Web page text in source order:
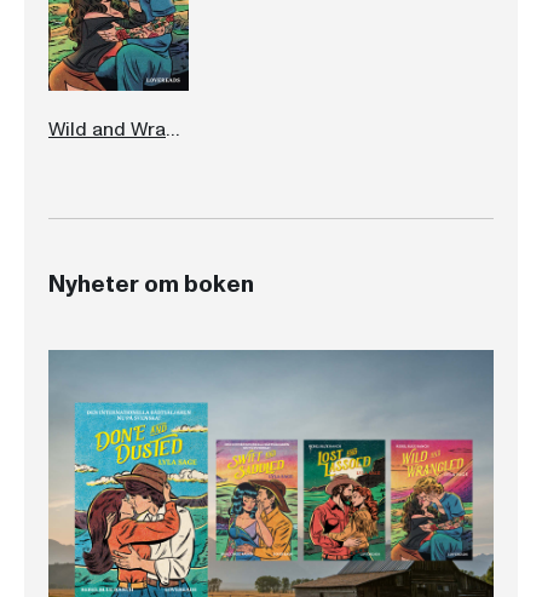
Wild and Wrangled (svensk utgåva)
Nyheter om boken